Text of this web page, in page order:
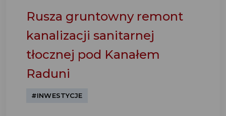
Rusza gruntowny remont
kanalizacji sanitarnej
tłocznej pod Kanałem
Raduni
#INWESTYCJE